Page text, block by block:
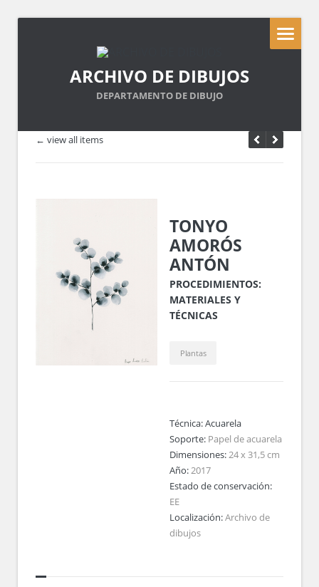
ARCHIVO DE DIBUJOS
DEPARTAMENTO DE DIBUJO
← view all items
TONYO
AMORÓS
ANTÓN
PROCEDIMIENTOS:
MATERIALES Y
TÉCNICAS
Plantas
Técnica:Acuarela
Soporte: Papel de acuarela
Dimensiones:24 x 31,5 cm
Año:2017
Estado de conservación:
EE
Localización:Archivo de
dibujos